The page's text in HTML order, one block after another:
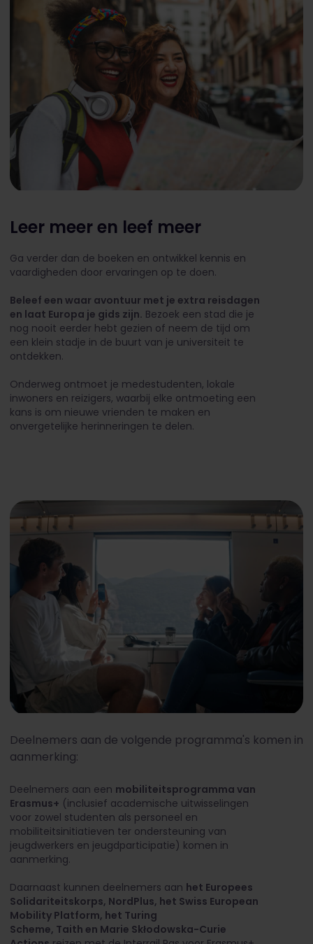
Leer meer en leef meer
Ga verder dan de boeken en ontwikkel kennis en
vaardigheden door ervaringen op te doen.
Beleef een waar avontuur met je extra reisdagen
en laat Europa je gids zijn. Bezoek een stad die je
nog nooit eerder hebt gezien of neem de tijd om
een klein stadje in de buurt van je universiteit te
ontdekken.
Onderweg ontmoet je medestudenten, lokale
inwoners en reizigers, waarbij elke ontmoeting een
kans is om nieuwe vrienden te maken en
onvergetelijke herinneringen te delen.
Deelnemers aan de volgende programma's komen in
aanmerking:
Deelnemers aan een mobiliteitsprogramma van
Erasmus+ (inclusief academische uitwisselingen
voor zowel studenten als personeel en
mobiliteitsinitiatieven ter ondersteuning van
jeugdwerkers en jeugdparticipatie) komen in
aanmerking.
Daarnaast kunnen deelnemers aan het Europees
Solidariteitskorps, NordPlus, het Swiss European
Mobility Platform, het Turing
Scheme, Taith en Marie Skłodowska-Curie